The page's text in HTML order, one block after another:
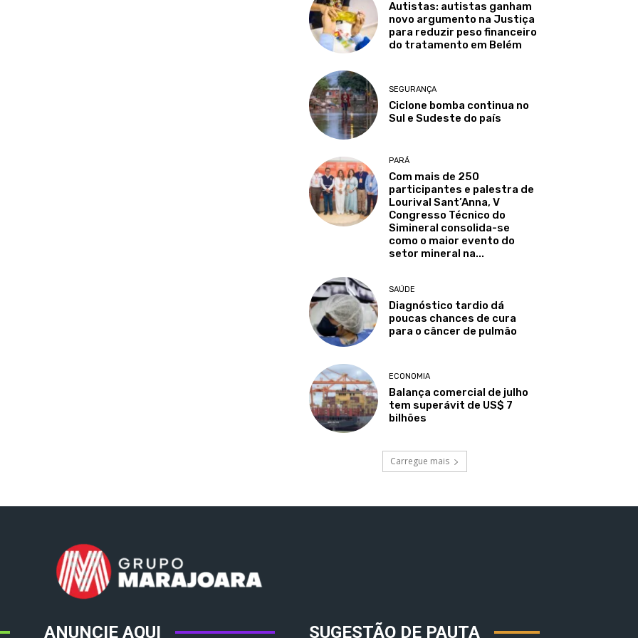
Autistas: autistas ganham
novo argumento na Justiça
para reduzir peso financeiro
do tratamento em Belém
SEGURANÇA
Ciclone bomba continua no
Sul e Sudeste do país
PARÁ
Com mais de 250
participantes e palestra de
Lourival Sant’Anna, V
Congresso Técnico do
Simineral consolida-se
como o maior evento do
setor mineral na...
SAÚDE
Diagnóstico tardio dá
poucas chances de cura
para o câncer de pulmão
ECONOMIA
Balança comercial de julho
tem superávit de US$ 7
bilhões
Carregue mais
ANUNCIE AQUI SUGESTÃO DE PAUTA